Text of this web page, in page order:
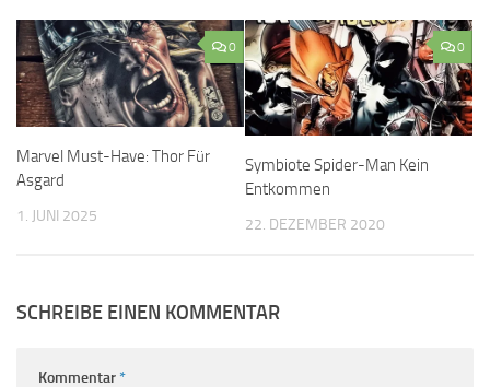
0
Marvel Must-Have: Thor Für
Asgard
1. JUNI 2025
0
Symbiote Spider-Man Kein
Entkommen
22. DEZEMBER 2020
SCHREIBE EINEN KOMMENTAR
Kommentar*